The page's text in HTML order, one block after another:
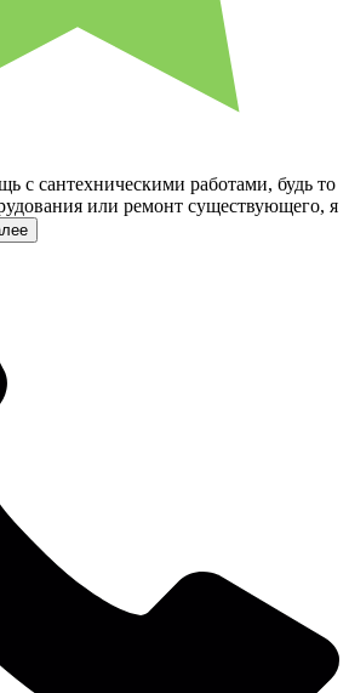
с сантехническими работами, будь то
или ремонт существующего, я